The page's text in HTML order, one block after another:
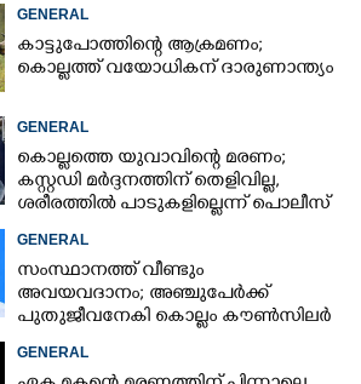
GENERAL
കാട്ടുപോത്തിന്റെ ആക്രമണം;
കൊല്ലത്ത് വയോധികന് ദാരുണാന്ത്യം
GENERAL
കൊല്ലത്തെ യുവാവിന്റെ മരണം;
കസ്റ്റഡി മർദ്ദനത്തിന് തെളിവില്ല,
ശരീരത്തിൽ പാടുകളില്ലെന്ന് പൊലീസ്
GENERAL
സംസ്ഥാനത്ത് വീണ്ടും
അവയവദാനം; അഞ്ചുപേർക്ക്
പുതുജീവനേകി കൊല്ലം കൗൺസിലർ
GENERAL